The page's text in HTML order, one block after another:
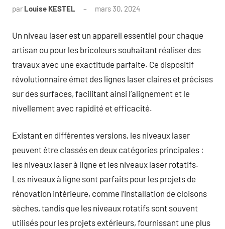
par Louise KESTEL mars 30, 2024
Un niveau laser est un appareil essentiel pour chaque
artisan ou pour les bricoleurs souhaitant réaliser des
travaux avec une exactitude parfaite. Ce dispositif
révolutionnaire émet des lignes laser claires et précises
sur des surfaces, facilitant ainsi l’alignement et le
nivellement avec rapidité et efficacité.
Existant en différentes versions, les niveaux laser
peuvent être classés en deux catégories principales :
les niveaux laser à ligne et les niveaux laser rotatifs.
Les niveaux à ligne sont parfaits pour les projets de
rénovation intérieure, comme l’installation de cloisons
sèches, tandis que les niveaux rotatifs sont souvent
utilisés pour les projets extérieurs, fournissant une plus